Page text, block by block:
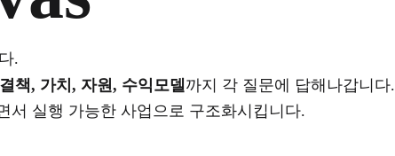
.
책, 가치, 자원, 수익모델 까지 각 질문에 답해나갑니다.
서 실행 가능한 사업으로 구조화시킵니다.